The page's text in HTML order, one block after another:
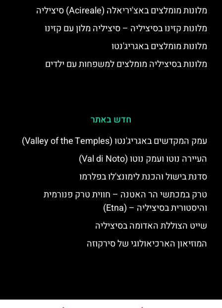
מלונות מומלצים באצ'יריאלה (Acireale) סיציליה
מלונות קזינו בסיציליה – סיציליה מלון עם קזינו
מלונות מומלצים באגריג'נטו
מלונות בסיציליה מומלצים למשפחות עם ילדים
חדש באתר
עמק המקדשים באגריג'נטו (Valley of the Temples)
העיירה נוטו ועמק נוטו (Val di Noto)
סדנת בישול והכנת לימונצ'לו בפלרמו
טרק במכתשי הר האטנה – חווית טרק פנורמית
והיסטורית בסיציליה – (Etna)
שייט הצוללת האדומה בסיציליה
המוזיאון הארכיאולוגי של סירקוזה